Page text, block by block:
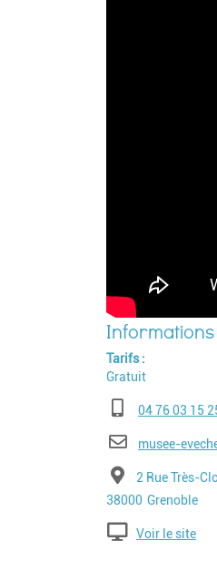
Tarifs
Gratuit
Téléphone04 76 03 15
E-mailmusee-
Adresse2 Rue Très-
Code postal
38000 Ville
Grenoble
Voir le site